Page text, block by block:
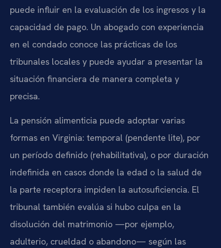
puede influir en la evaluación de los ingresos y la
capacidad de pago. Un abogado con experiencia
en el condado conoce las prácticas de los
tribunales locales y puede ayudar a presentar la
situación financiera de manera completa y
precisa.
La pensión alimenticia puede adoptar varias
formas en Virginia: temporal (pendente lite), por
un período definido (rehabilitativa), o por duración
indefinida en casos donde la edad o la salud de
la parte receptora impiden la autosuficiencia. El
tribunal también evalúa si hubo culpa en la
disolución del matrimonio —por ejemplo,
adulterio, crueldad o abandono— según las